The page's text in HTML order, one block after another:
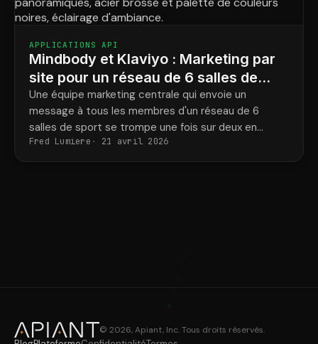
APPLICATIONS API
Mindbody et Klaviyo : Marketing par
site pour un réseau de 6 salles de
sport
Une équipe marketing centrale qui envoie un
message à tous les membres d'un réseau de 6
salles de sport se trompe une fois sur deux en
indiquant le nom de l'entraîneur et l'adresse de la
salle.
Fred Lumiere 21 avril 2026
© 2026, Apiant, Inc. Tous droits réservés.